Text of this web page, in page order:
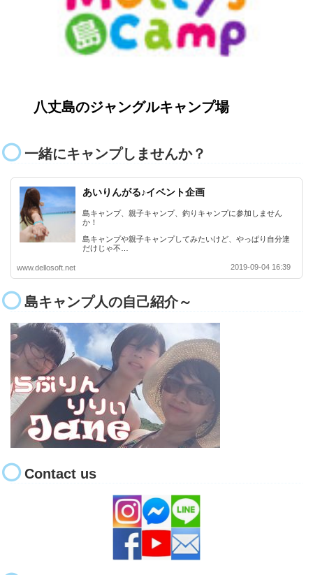
八丈島のジャングルキャンプ場
一緒にキャンプしませんか？
あいりんがる♪イベント企画
島キャンプ、親子キャンプ、釣りキャンプに参加しません
か！
島キャンプや親子キャンプしてみたいけど、やっぱり自分達
だけじゃ不…
www.dellosoft.net 2019-09-04 16:39
島キャンプ人の自己紹介～
Contact us